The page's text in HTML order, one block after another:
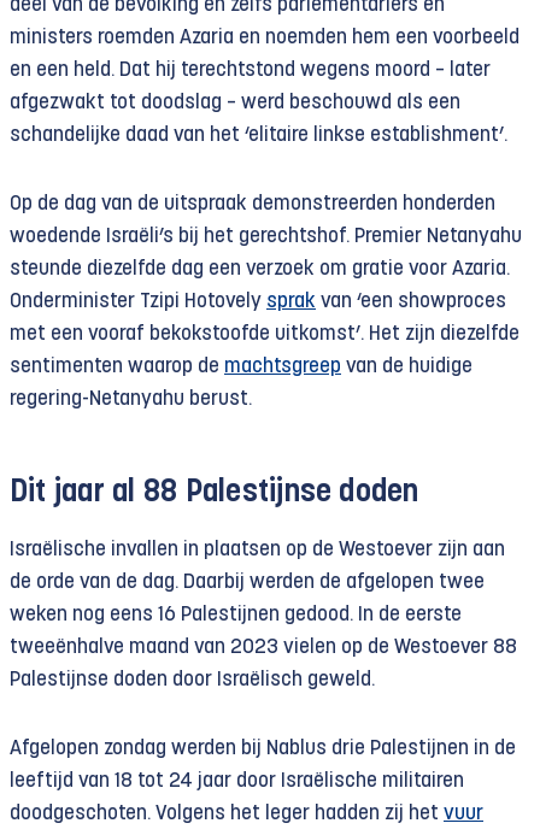
deel van de bevolking en zelfs parlementariërs en
ministers roemden Azaria en noemden hem een voorbeeld
en een held. Dat hij terechtstond wegens moord – later
afgezwakt tot doodslag – werd beschouwd als een
schandelijke daad van het ‘elitaire linkse establishment’.
Op de dag van de uitspraak demonstreerden honderden
woedende Israëli’s bij het gerechtshof. Premier Netanyahu
steunde diezelfde dag een verzoek om gratie voor Azaria.
Onderminister Tzipi Hotovely sprak van ‘een showproces
met een vooraf bekokstoofde uitkomst’. Het zijn diezelfde
sentimenten waarop de machtsgreep van de huidige
regering-Netanyahu berust.
Dit jaar al 88 Palestijnse doden
Israëlische invallen in plaatsen op de Westoever zijn aan
de orde van de dag. Daarbij werden de afgelopen twee
weken nog eens 16 Palestijnen gedood. In de eerste
tweeënhalve maand van 2023 vielen op de Westoever 88
Palestijnse doden door Israëlisch geweld.
Afgelopen zondag werden bij Nablus drie Palestijnen in de
leeftijd van 18 tot 24 jaar door Israëlische militairen
doodgeschoten. Volgens het leger hadden zij het vuur